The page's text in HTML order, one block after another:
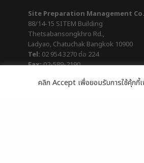
Site Preparation Management
88/14-15 SITEM Building
Thetsabansongkhro Rd.,
Ladyao, Chatuchak Bangkok 10900
Tel: 02 954 3270 ต่อ 224
Fax:02-589-2190
Line:@sitem
คลิก Accept เพื่อยอมรับการใช้คุ้กกี้